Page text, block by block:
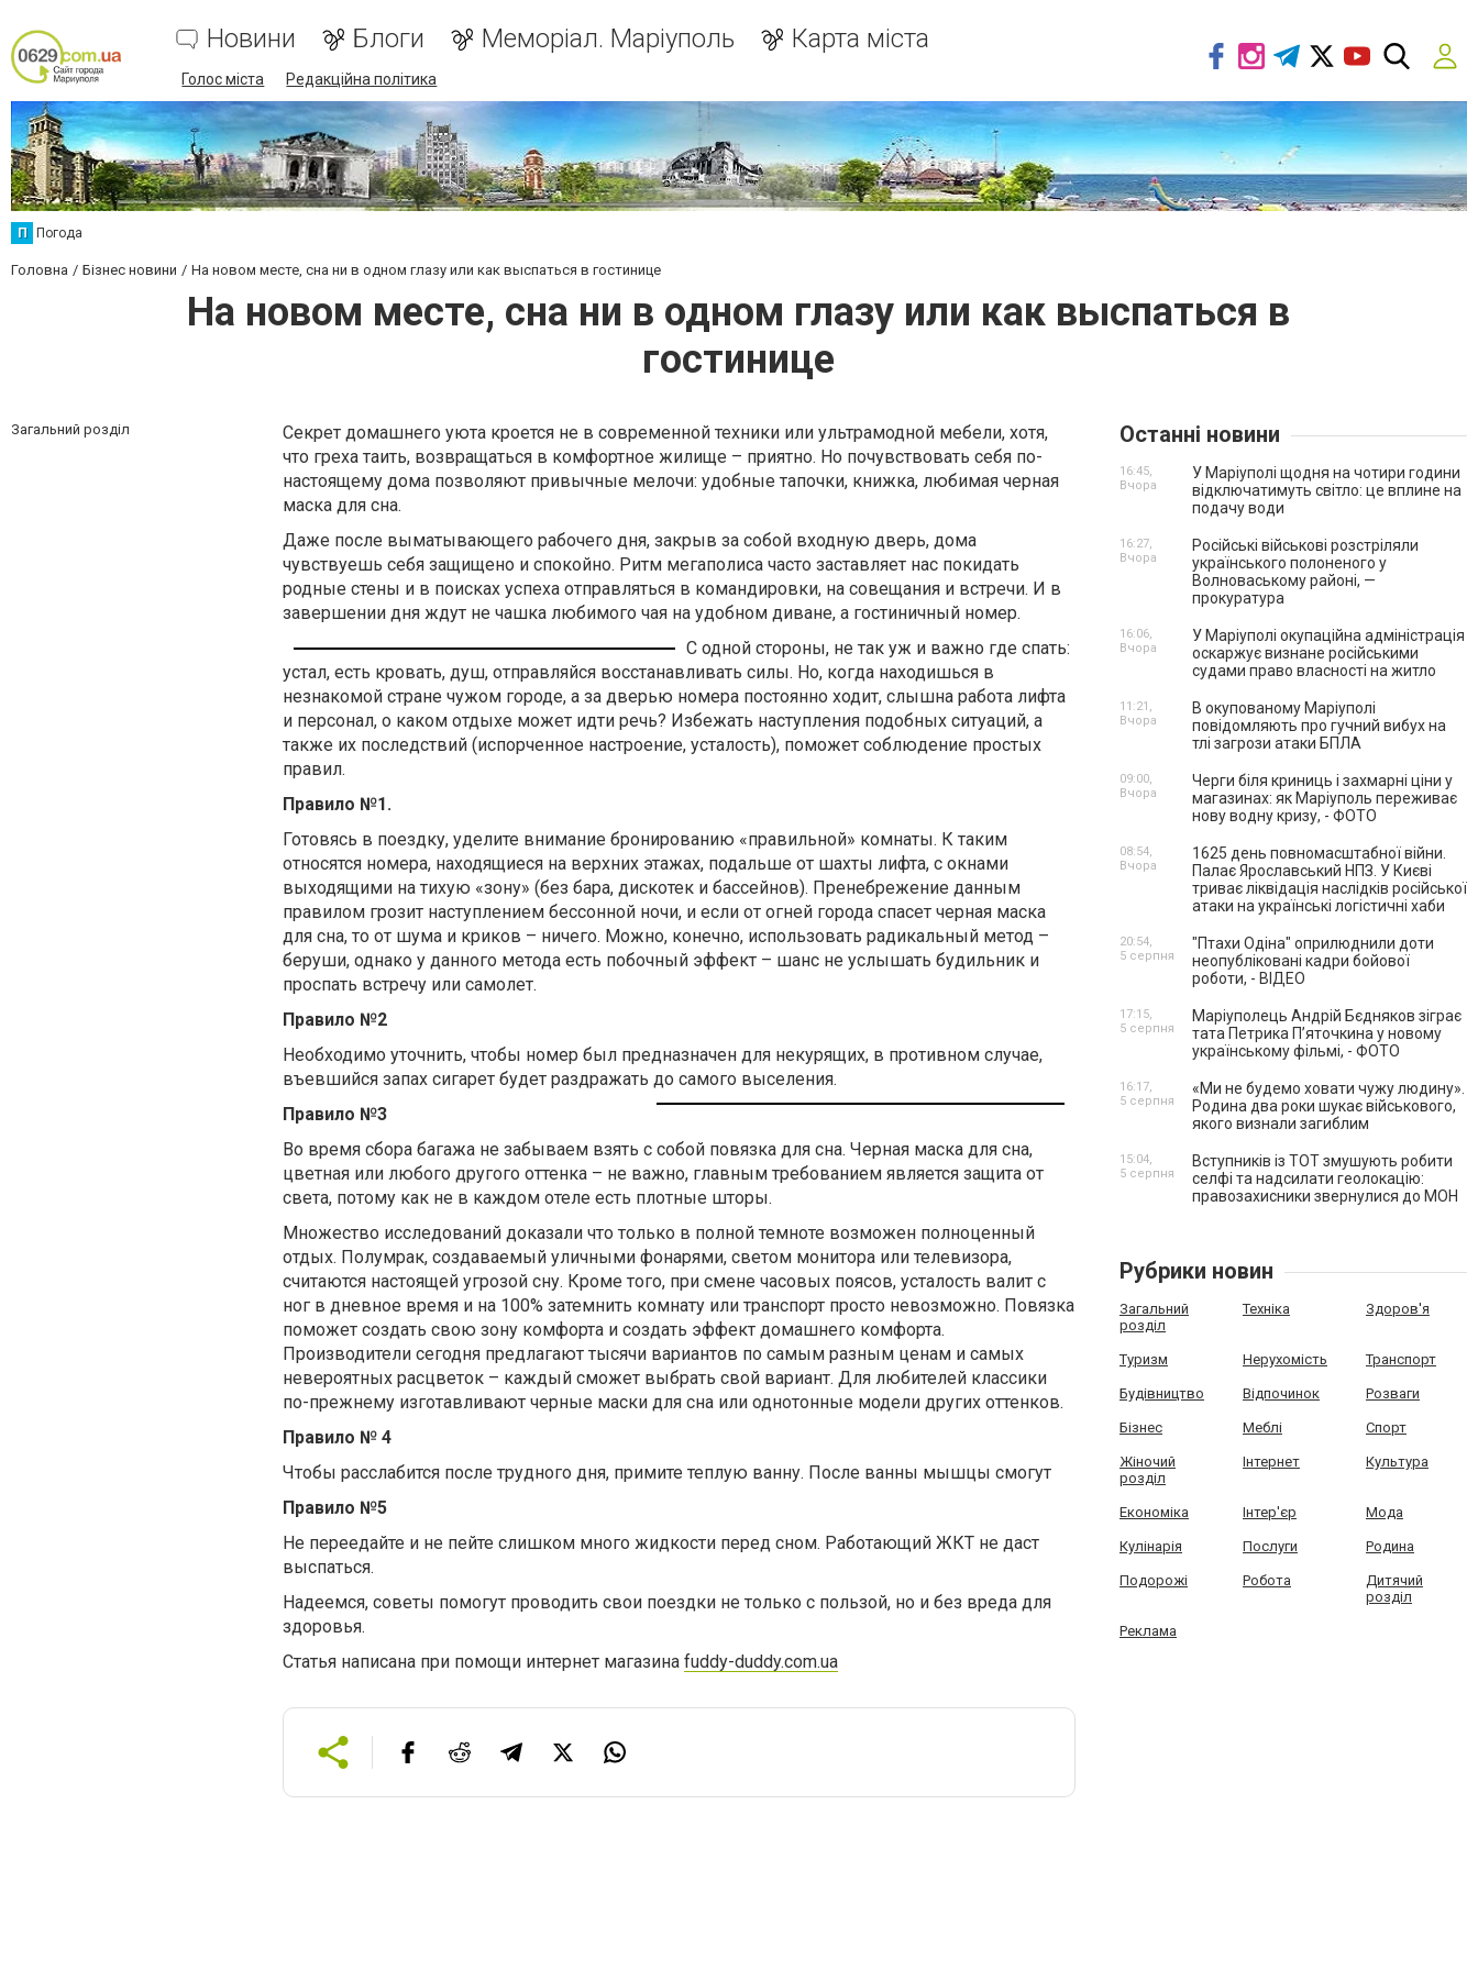
Новини Блоги Меморіал. Маріуполь Карта міста
Голос міста Редакційна політика
П Погода
Головна Бізнес новини На новом месте, сна ни в одном глазу или как выспаться в гостинице
На новом месте, сна ни в одном глазу или как выспаться в
гостинице
Загальний розділ
Секрет домашнего уюта кроется не в современной техники или ультрамодной мебели, хотя,
что греха таить, возвращаться в комфортное жилище – приятно. Но почувствовать себя по-
настоящему дома позволяют привычные мелочи: удобные тапочки, книжка, любимая черная
маска для сна.
Даже после выматывающего рабочего дня, закрыв за собой входную дверь, дома
чувствуешь себя защищено и спокойно. Ритм мегаполиса часто заставляет нас покидать
родные стены и в поисках успеха отправляться в командировки, на совещания и встречи. И в
завершении дня ждут не чашка любимого чая на удобном диване, а гостиничный номер.
С одной стороны, не так уж и важно где спать:
устал, есть кровать, душ, отправляйся восстанавливать силы. Но, когда находишься в
незнакомой стране чужом городе, а за дверью номера постоянно ходит, слышна работа лифта
и персонал, о каком отдыхе может идти речь? Избежать наступления подобных ситуаций, а
также их последствий (испорченное настроение, усталость), поможет соблюдение простых
правил.
Правило №1.
Готовясь в поездку, уделите внимание бронированию «правильной» комнаты. К таким
относятся номера, находящиеся на верхних этажах, подальше от шахты лифта, с окнами
выходящими на тихую «зону» (без бара, дискотек и бассейнов). Пренебрежение данным
правилом грозит наступлением бессонной ночи, и если от огней города спасет черная маска
для сна, то от шума и криков – ничего. Можно, конечно, использовать радикальный метод –
беруши, однако у данного метода есть побочный эффект – шанс не услышать будильник и
проспать встречу или самолет.
Правило №2
Необходимо уточнить, чтобы номер был предназначен для некурящих, в противном случае,
въевшийся запах сигарет будет раздражать до самого выселения.
Правило №3
Во время сбора багажа не забываем взять с собой повязка для сна. Черная маска для сна,
цветная или любого другого оттенка – не важно, главным требованием является защита от
света, потому как не в каждом отеле есть плотные шторы.
Множество исследований доказали что только в полной темноте возможен полноценный
отдых. Полумрак, создаваемый уличными фонарями, светом монитора или телевизора,
считаются настоящей угрозой сну. Кроме того, при смене часовых поясов, усталость валит с
ног в дневное время и на 100% затемнить комнату или транспорт просто невозможно. Повязка
поможет создать свою зону комфорта и создать эффект домашнего комфорта.
Производители сегодня предлагают тысячи вариантов по самым разным ценам и самых
невероятных расцветок – каждый сможет выбрать свой вариант. Для любителей классики
по-прежнему изготавливают черные маски для сна или однотонные модели других оттенков.
Правило № 4
Чтобы расслабится после трудного дня, примите теплую ванну. После ванны мышцы смогут
Правило №5
Не переедайте и не пейте слишком много жидкости перед сном. Работающий ЖКТ не даст
выспаться.
Надеемся, советы помогут проводить свои поездки не только с пользой, но и без вреда для
здоровья.
Статья написана при помощи интернет магазина fuddy-duddy.com.ua
Останні новини
У Маріуполі щодня на чотири години
відключатимуть світло: це вплине на
подачу води
16:45,
Вчора
Російські військові розстріляли
українського полоненого у
Волноваському районі, —
прокуратура
16:27,
Вчора
У Маріуполі окупаційна адміністрація
оскаржує визнане російськими
судами право власності на житло
16:06,
Вчора
В окупованому Маріуполі
повідомляють про гучний вибух на
тлі загрози атаки БПЛА
11:21,
Вчора
Черги біля криниць і захмарні ціни у
магазинах: як Маріуполь переживає
нову водну кризу, - ФОТО
09:00,
Вчора
1625 день повномасштабної війни.
Палає Ярославський НПЗ. У Києві
триває ліквідація наслідків російської
атаки на українські логістичні хаби
08:54,
Вчора
"Птахи Одіна" оприлюднили доти
неопубліковані кадри бойової
роботи, - ВІДЕО
20:54,
5 серпня
Маріуполець Андрій Бєдняков зіграє
тата Петрика П’яточкина у новому
українському фільмі, - ФОТО
17:15,
5 серпня
«Ми не будемо ховати чужу людину».
Родина два роки шукає військового,
якого визнали загиблим
16:17,
5 серпня
Вступників із ТОТ змушують робити
селфі та надсилати геолокацію:
правозахисники звернулися до МОН
15:04,
5 серпня
Рубрики новин
Загальний
розділ
Техніка Здоров'я
Туризм Нерухомість Транспорт
Будівництво Відпочинок Розваги
Бізнес Меблі Спорт
Жіночий
розділ
Інтернет Культура
Економіка Інтер'єр Мода
Кулінарія Послуги Родина
Подорожі Робота
Дитячий
розділ
Реклама